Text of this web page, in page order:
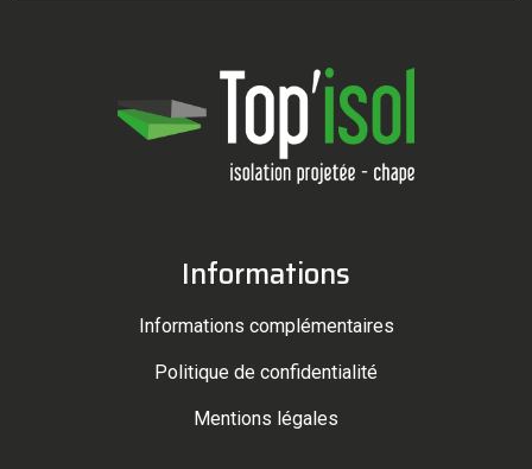
Informations
Informations complémentaires
Politique de confidentialité
Mentions légales